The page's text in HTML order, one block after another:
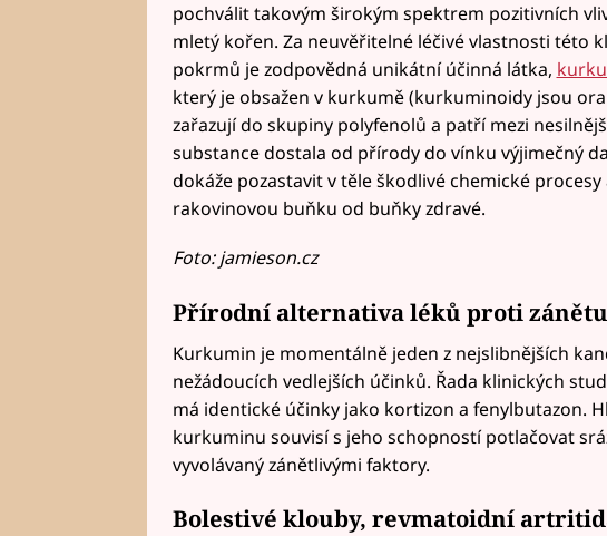
pochválit takovým širokým spektrem pozitivních
mletý kořen. Za neuvěřitelné léčivé vlastnosti této
pokrmů je zodpovědná unikátní účinná látka,
který je obsažen v kurkumě (kurkuminoidy jsou
zařazují do skupiny polyfenolů a patří mezi
substance dostala od přírody do vínku výjimečný
dokáže pozastavit v těle škodlivé chemické
rakovinovou buňku od buňky zdravé.
Foto: jamieson.cz
Přírodní alternativa léků proti zánětu
Kurkumin je momentálně jeden z nejslibnějších
nežádoucích vedlejších účinků. Řada klinických
má identické účinky jako kortizon a fenylbutazon.
kurkuminu souvisí s jeho schopností potlačovat
vyvolávaný zánětlivými faktory.
Bolestivé klouby, revmatoidní